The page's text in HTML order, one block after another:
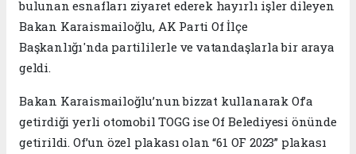
bulunan esnafları ziyaret ederek hayırlı işler dileyen
Bakan Karaismailoğlu, AK Parti Of İlçe
Başkanlığı'nda partililerle ve vatandaşlarla bir araya
geldi.
Bakan Karaismailoğlu’nun bizzat kullanarak Of’a
getirdiği yerli otomobil TOGG ise Of Belediyesi önünde
getirildi. Of’un özel plakası olan “61 OF 2023” plakası